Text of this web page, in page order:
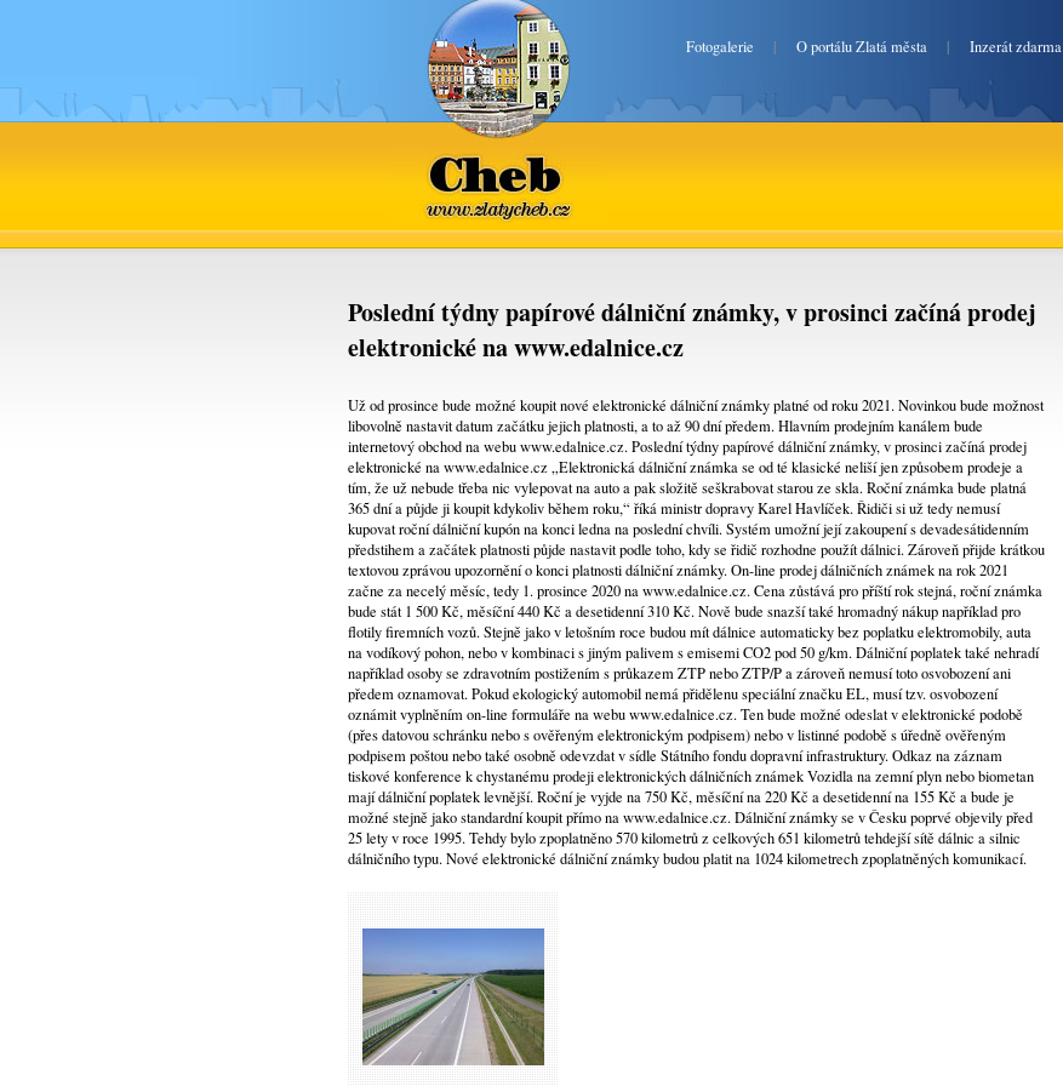
Fotogalerie | O portálu Zlatá města | Inzerát zdarma
Cheb
www.zlatycheb.cz
Poslední týdny papírové dálniční známky, v prosinci začíná prodej
elektronické na www.edalnice.cz
Už od prosince bude možné koupit nové elektronické dálniční známky platné od roku 2021. Novinkou bude možnost
libovolně nastavit datum začátku jejich platnosti, a to až 90 dní předem. Hlavním prodejním kanálem bude
internetový obchod na webu www.edalnice.cz. Poslední týdny papírové dálniční známky, v prosinci začíná prodej
elektronické na www.edalnice.cz „Elektronická dálniční známka se od té klasické neliší jen způsobem prodeje a
tím, že už nebude třeba nic vylepovat na auto a pak složitě seškrabovat starou ze skla. Roční známka bude platná
365 dní a půjde ji koupit kdykoliv během roku,“ říká ministr dopravy Karel Havlíček. Řidiči si už tedy nemusí
kupovat roční dálniční kupón na konci ledna na poslední chvíli. Systém umožní její zakoupení s devadesátidenním
předstihem a začátek platnosti půjde nastavit podle toho, kdy se řidič rozhodne použít dálnici. Zároveň přijde krátkou
textovou zprávou upozornění o konci platnosti dálniční známky. On-line prodej dálničních známek na rok 2021
začne za necelý měsíc, tedy 1. prosince 2020 na www.edalnice.cz. Cena zůstává pro příští rok stejná, roční známka
bude stát 1 500 Kč, měsíční 440 Kč a desetidenní 310 Kč. Nově bude snazší také hromadný nákup například pro
flotily firemních vozů. Stejně jako v letošním roce budou mít dálnice automaticky bez poplatku elektromobily, auta
na vodíkový pohon, nebo v kombinaci s jiným palivem s emisemi CO2 pod 50 g/km. Dálniční poplatek také nehradí
například osoby se zdravotním postižením s průkazem ZTP nebo ZTP/P a zároveň nemusí toto osvobození ani
předem oznamovat. Pokud ekologický automobil nemá přidělenu speciální značku EL, musí tzv. osvobození
oznámit vyplněním on-line formuláře na webu www.edalnice.cz. Ten bude možné odeslat v elektronické podobě
(přes datovou schránku nebo s ověřeným elektronickým podpisem) nebo v listinné podobě s úředně ověřeným
podpisem poštou nebo také osobně odevzdat v sídle Státního fondu dopravní infrastruktury. Odkaz na záznam
tiskové konference k chystanému prodeji elektronických dálničních známek Vozidla na zemní plyn nebo biometan
mají dálniční poplatek levnější. Roční je vyjde na 750 Kč, měsíční na 220 Kč a desetidenní na 155 Kč a bude je
možné stejně jako standardní koupit přímo na www.edalnice.cz. Dálniční známky se v Česku poprvé objevily před
25 lety v roce 1995. Tehdy bylo zpoplatněno 570 kilometrů z celkových 651 kilometrů tehdejší sítě dálnic a silnic
dálničního typu. Nové elektronické dálniční známky budou platit na 1024 kilometrech zpoplatněných komunikací.